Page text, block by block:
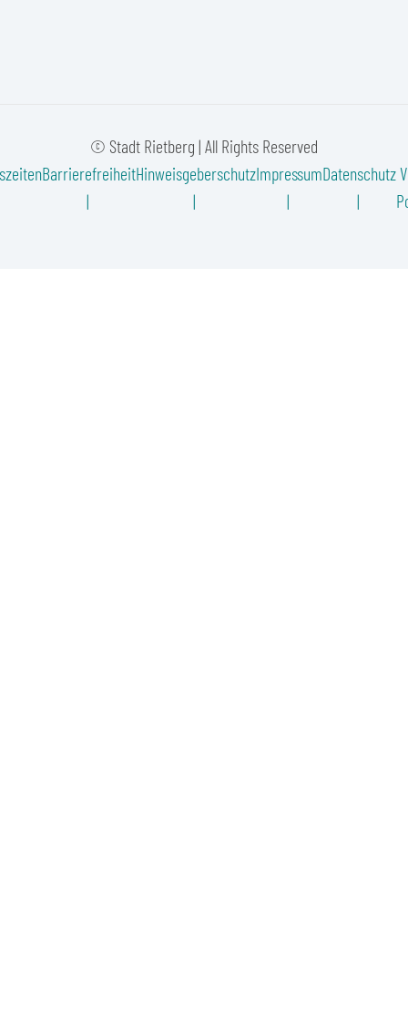
© Stadt Rietberg | All Rights Reserved
BarrierefreiheitHinweisgeberschutzImpressumDatenschutz